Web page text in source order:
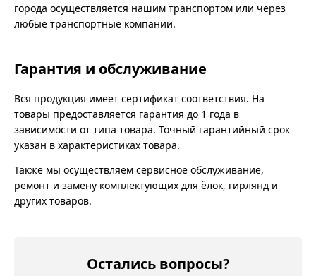
города осуществляется нашим транспортом или через
любые транспортные компании.
Гарантия и обслуживание
Вся продукция имеет сертификат соответствия. На
товары предоставляется гарантия до 1 года в
зависимости от типа товара. Точный гарантийный срок
указан в характеристиках товара.
Также мы осуществляем сервисное обслуживание,
ремонт и замену комплектующих для ёлок, гирлянд и
других товаров.
Остались вопросы?